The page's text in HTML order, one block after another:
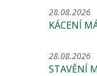
28.08.2026
KÁCENÍ
28.08.2026
STAVĚNÍ